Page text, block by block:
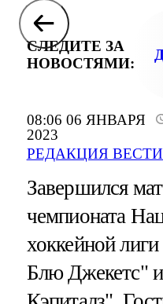
08:06 06 ЯНВАРЯ
2023
РЕДАКЦИЯ
СЛЕДИТЕ ЗА
НОВОСТЯМИ:
Завершился
чемпионата
хоккейной
Блю Джекетс"